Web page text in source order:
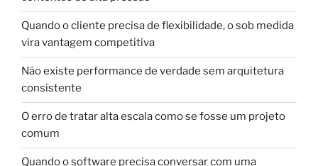
Quando o cliente precisa de flexibilidade, o sob medida
vira vantagem competitiva
Não existe performance de verdade sem arquitetura
consistente
O erro de tratar alta escala como se fosse um projeto
comum
Quando o software precisa conversar com uma